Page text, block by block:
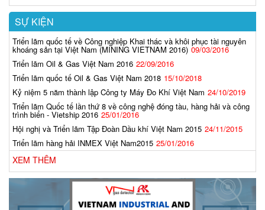
SỰ KIỆN
Triển lãm quốc tế về Công nghiệp Khai thác và khôi phục tài nguyên
khoáng sản tại Việt Nam (MINING VIETNAM 2016) 09/03/2016
Triển lãm Oil & Gas Việt Nam 2016 22/09/2016
Triển lãm quốc tế Oil & Gas Việt Nam 2018 15/10/2018
Kỷ niệm 5 năm thành lập Công ty Máy Đo Khí Việt Nam 24/10/2019
Triển lãm Quốc tế lần thứ 8 về công nghệ đóng tàu, hàng hải và công
trình biển - Vietship 2016 25/01/2016
Hội nghị và Triển lãm Tập Đoàn Dầu khí Việt Nam 2015 24/11/2015
Triển lãm hàng hải INMEX Việt Nam2015 25/01/2016
XEM THÊM